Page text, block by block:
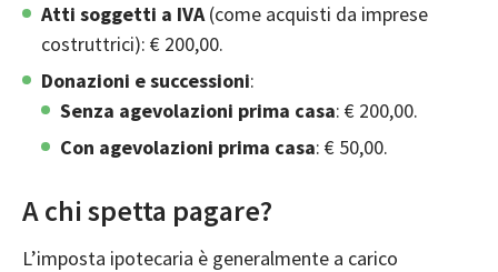
Atti soggetti a IVA(come acquisti da imprese
costruttrici): € 200,00.
Donazioni e successioni:
Senza agevolazioni prima casa: € 200,00.
Con agevolazioni prima casa: € 50,00.
A chi spetta pagare?
L’imposta ipotecaria è generalmente a carico